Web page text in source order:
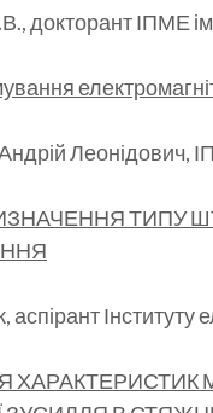
докторант ІПМЕ
Леонідович,
ТИПУ
Інституту
ХАРАКТЕРИСТИК